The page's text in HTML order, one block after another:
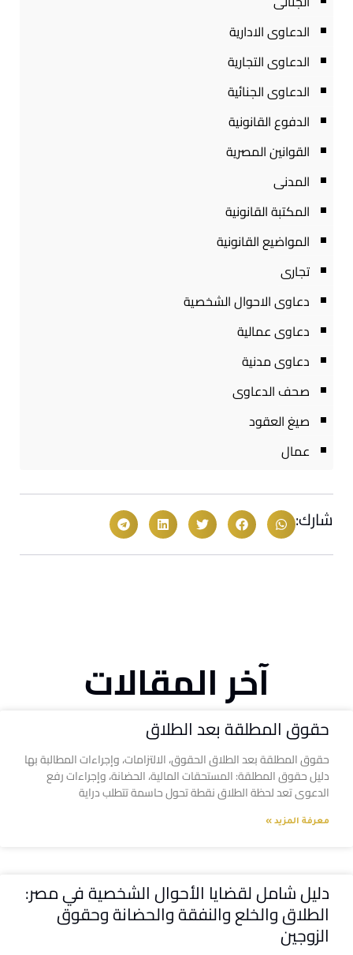
الدعاوى الادارية
الدعاوى التجارية
الدعاوى الجنائية
الدفوع القانونية
القوانين المصرية
المدنى
المكتبة القانونية
المواضيع القانونية
تجارى
دعاوى الاحوال الشخصية
دعاوى عمالية
دعاوى مدنية
صحف الدعاوى
صيغ العقود
عمال
شارك:
آخر المقالات
حقوق المطلقة بعد الطلاق
حقوق المطلقة بعد الطلاق الحقوق، الالتزامات، وإجراءات المطالبة بها
دليل حقوق المطلقة: المستحقات المالية، الحضانة، وإجراءات رفع
الدعوى تعد لحظة الطلاق نقطة تحول حاسمة تتطلب دراية
معرفة المزيد »
دليل شامل لقضايا الأحوال الشخصية في مصر:
الطلاق والخلع والنفقة والحضانة وحقوق
الزوجين